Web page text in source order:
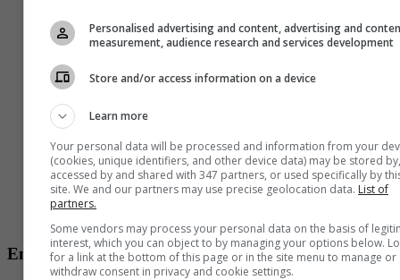
Entretenimiento
Personalised advertising and content, advertising and
measurement, audience research and services development
Store and/or access information on a device
Learn more
Your personal data will be processed and information from your
(cookies, unique identifiers, and other device data) may be stored by,
accessed by and shared with 347 partners, or used specifically by
site. We and our partners may use precise geolocation data. List of
partners.
Some vendors may process your personal data on the basis of
interest, which you can object to by managing your options below.
for a link at the bottom of this page or in the site menu to manage or
withdraw consent in privacy and cookie settings.